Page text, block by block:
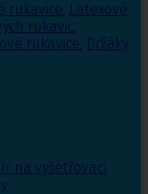
rukavice, Latexové
rukavic,
rukavice, Držáky
na vyšetřovací